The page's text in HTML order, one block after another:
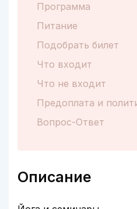
Описание
Программа
Питание
Подобрать билет
Что входит
Что не входит
Предоплата и
Вопрос-Ответ